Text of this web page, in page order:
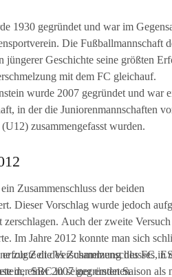
1930 gegründet und war im
Die Fußballmannschaft
jüngerer Geschichte seine größten
mit dem FC gleichauf.
wurde 2007 gegründet und war
in der die Juniorenmannschaften
zusammengefasst wurden.
Zusammenschluss der beiden
Dieser Vorschlag wurde jedoch
Auch der zweite
Im Jahre 2012 konnte man sich
die Verschmelzung des FC,
einer 2007 gegründeten
zur Zeit des Zusammenschlusses in
der SBC in seiner ersten Saison als